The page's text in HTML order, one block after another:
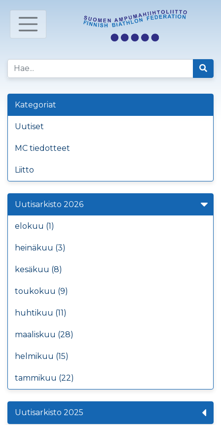
Kategoriat
Uutiset
MC tiedotteet
Liitto
Uutisarkisto 2026
elokuu (1)
heinäkuu (3)
kesäkuu (8)
toukokuu (9)
huhtikuu (11)
maaliskuu (28)
helmikuu (15)
tammikuu (22)
Uutisarkisto 2025